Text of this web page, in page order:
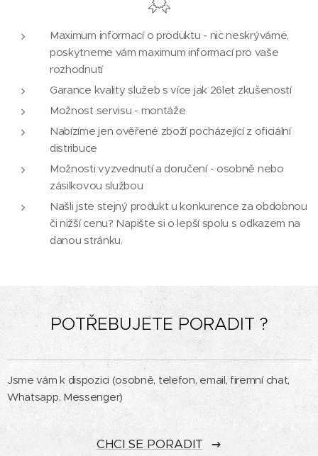
Maximum informací o produktu - nic neskrýváme,
poskytneme vám maximum informací pro vaše
rozhodnutí
Garance kvality služeb s více jak 26let zkušeností
Možnost servisu - montáže
Nabízíme jen ověřené zboží pocházející z oficiální
distribuce
Možnosti vyzvednutí a doručení - osobně nebo
zásilkovou službou
Našli jste stejný produkt u konkurence za obdobnou
či nižší cenu? Napište si o lepší spolu s odkazem na
danou stránku.
POTŘEBUJETE PORADIT ?
Jsme vám k dispozici (osobně, telefon, email, firemní chat,
Whatsapp, Messenger)
CHCI SE PORADIT